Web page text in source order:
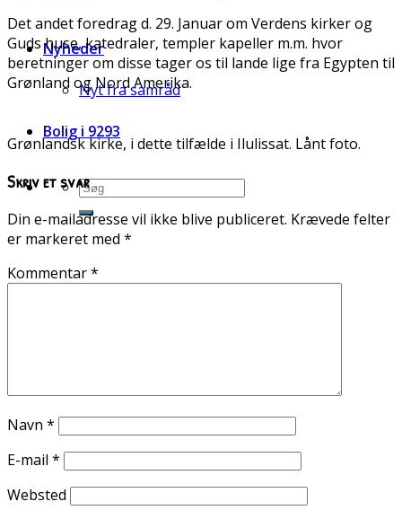
Nyheder
Nyt fra samråd
Bolig i 9293
Det andet foredrag d. 29. Januar om Verdens kirker og
Guds huse, katedraler, templer kapeller m.m. hvor
beretninger om disse tager os til lande lige fra Egypten til
Grønland og Nord Amerika.
Grønlandsk kirke, i dette tilfælde i Ilulissat. Lånt foto.
Skriv et svar
Din e-mailadresse vil ikke blive publiceret. Krævede felter
er markeret med *
Kommentar*
Navn *
E-mail *
Websted